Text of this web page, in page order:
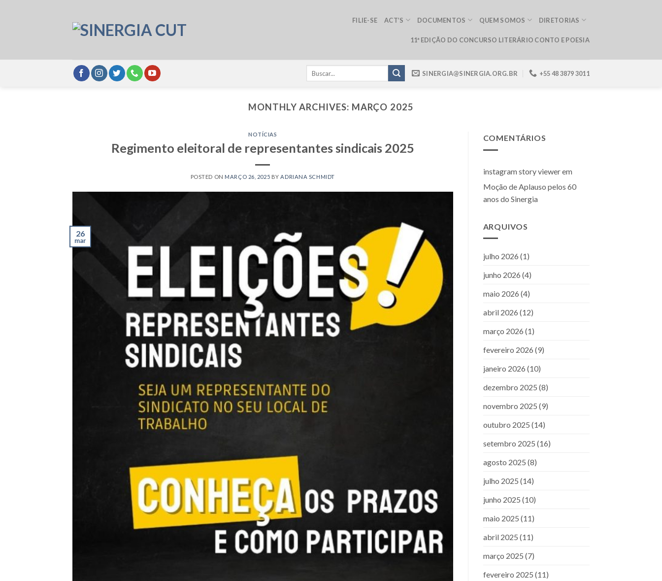
FILIE-SE ACT’S DOCUMENTOS QUEM SOMOS DIRETORIAS
11ª EDIÇÃO DO CONCURSO LITERÁRIO CONTO E POESIA
SINERGIA@SINERGIA.ORG.BR +55 48 3879 3011
MONTHLY ARCHIVES: MARÇO 2025
NOTÍCIAS
Regimento eleitoral de representantes sindicais 2025
POSTED ON MARÇO 26, 2025 BYADRIANA SCHMIDT
26
mar
COMENTÁRIOS
instagram story viewerem
Moção de Aplauso pelos 60
anos do Sinergia
ARQUIVOS
julho 2026 (1)
junho 2026 (4)
maio 2026 (4)
abril 2026 (12)
março 2026 (1)
fevereiro 2026 (9)
janeiro 2026 (10)
dezembro 2025 (8)
novembro 2025 (9)
outubro 2025 (14)
setembro 2025 (16)
agosto 2025 (8)
julho 2025 (14)
junho 2025 (10)
maio 2025 (11)
abril 2025 (11)
março 2025 (7)
fevereiro 2025 (11)